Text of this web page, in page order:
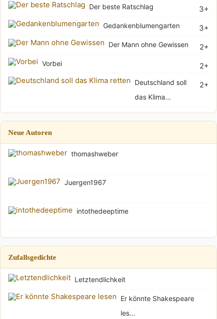
3+
Der beste Ratschlag
3+
Gedankenblumengarten
2+
Der Mann ohne Gewissen
2+
Vorbei
2+
Deutschland soll
das Klima...
Neue Autoren
thomashweber
Juergen1967
intothedeeptime
Zufallsgedichte
Letztendlichkeit
Er könnte Shakespeare
les...